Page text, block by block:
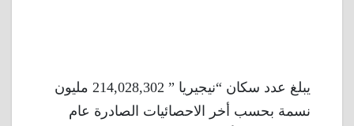
يبلغ عدد سكان “نيجيريا ” 214,028,302 مليون
نسمة بحسب أخر الاحصائيات الصادرة عام